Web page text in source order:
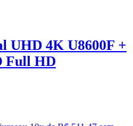
UHD 4K U8600F +
Full HD